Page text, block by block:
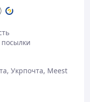
личной
полную
которая не
-
Укрпочта, Meest